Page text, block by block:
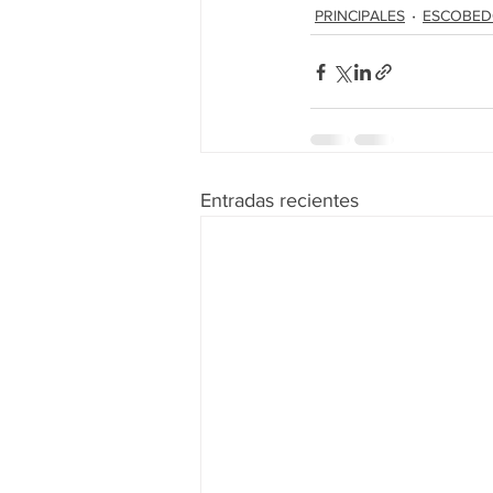
PRINCIPALES
Entradas recientes